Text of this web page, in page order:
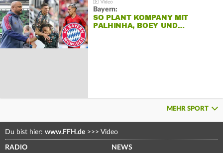
Bayern:
SO PLANT KOMPANY MIT
PALHINHA, BOEY UND…
MEHR SPORT
Du bist hier: www.FFH.de >>> Video
RADIO NEWS